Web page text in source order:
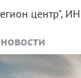
центр",